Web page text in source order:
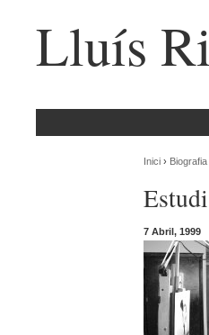
Lluís
Inici › Biografia
7 Abril, 1999